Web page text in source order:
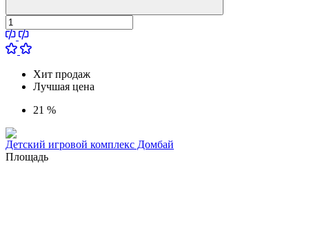
Хит продаж
Лучшая цена
21 %
Детский игровой комплекс Домбай
Площадь